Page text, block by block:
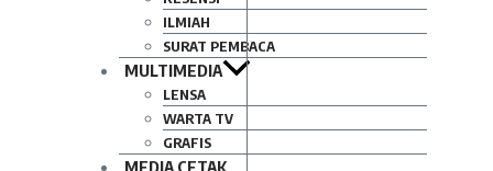
ILMIAH
SURAT PEMBACA
MULTIMEDIA
LENSA
WARTA TV
GRAFIS
MEDIA CETAK